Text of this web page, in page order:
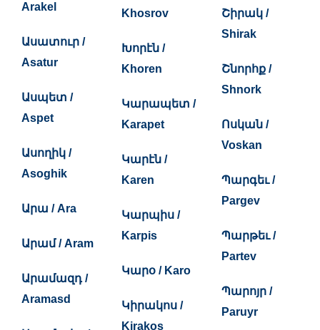
Arakel
Ասատուր /
Asatur
Ասպետ /
Aspet
Ասողիկ /
Asoghik
Արա / Ara
Արամ / Aram
Արամազդ /
Aramasd
Khosrov
Խորէն /
Khoren
Կարապետ /
Karapet
Կարէն /
Karen
Կարպիս /
Karpis
Կարօ / Karo
Կիրակոս /
Kirakos
Շիրակ /
Shirak
Շնորհք /
Shnork
Ոսկան /
Voskan
Պարգեւ /
Pargev
Պարթեւ /
Partev
Պարոյր /
Paruyr